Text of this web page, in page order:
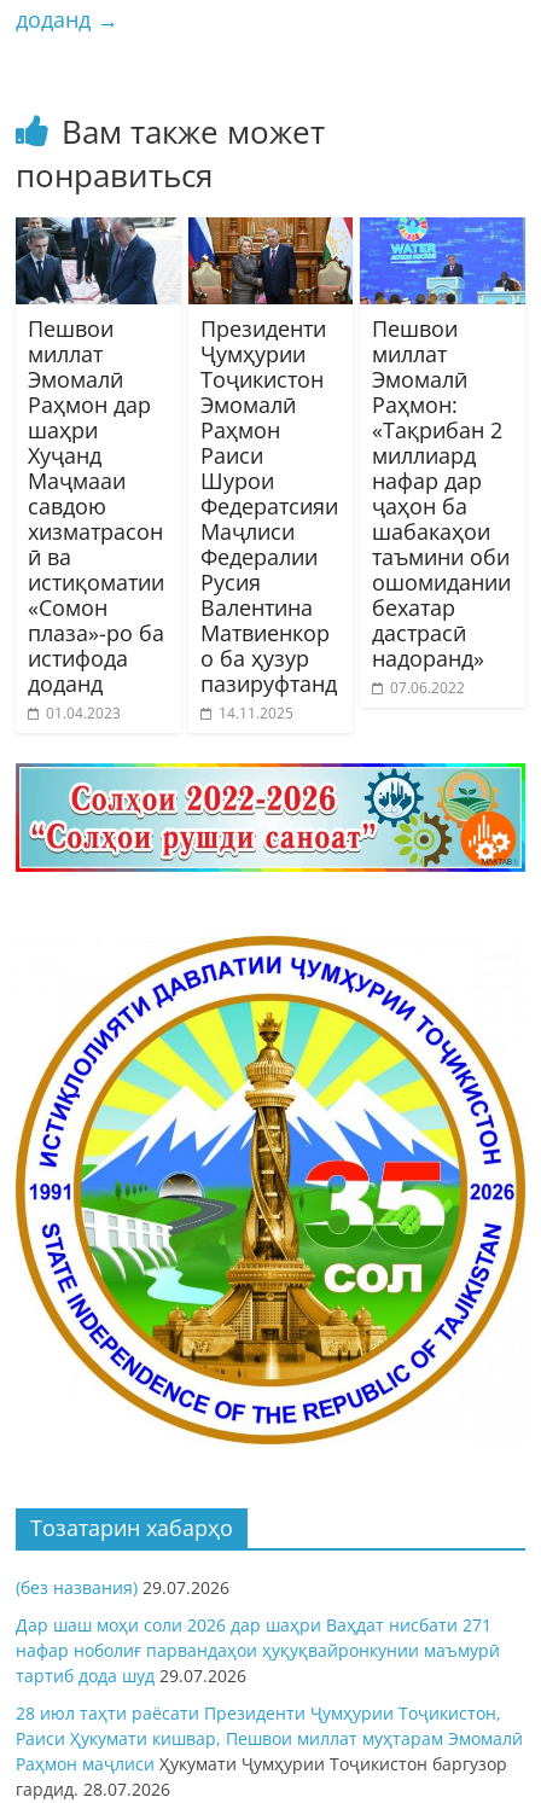
доданд →
Вам также может
понравиться
Пешвои
миллат
Эмомалӣ
Раҳмон дар
шаҳри
Хуҷанд
Маҷмааи
савдою
хизматрасон
ӣ ва
истиқоматии
«Сомон
плаза»-ро ба
истифода
доданд
01.04.2023
Президенти
Ҷумҳурии
Тоҷикистон
Эмомалӣ
Раҳмон
Раиси
Шурои
Федератсияи
Маҷлиси
Федералии
Русия
Валентина
Матвиенкор
о ба ҳузур
пазируфтанд
14.11.2025
Пешвои
миллат
Эмомалӣ
Раҳмон:
«Тақрибан 2
миллиард
нафар дар
ҷаҳон ба
шабакаҳои
таъмини оби
ошомидании
бехатар
дастрасӣ
надоранд»
07.06.2022
Тозатарин хабарҳо
(без названия) 29.07.2026
Дар шаш моҳи соли 2026 дар шаҳри Ваҳдат нисбати 271
нафар ноболиғ парвандаҳои ҳуқуқвайронкунии маъмурӣ
тартиб дода шуд 29.07.2026
28 июл таҳти раёсати Президенти Ҷумҳурии Тоҷикистон,
Раиси Ҳукумати кишвар, Пешвои миллат муҳтарам Эмомалӣ
Раҳмон маҷлисиҲукумати Ҷумҳурии Тоҷикистон баргузор
гардид.28.07.2026